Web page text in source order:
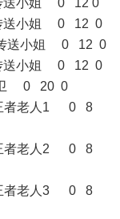
送小姐 0 12 0
送小姐 0 12 0
送小姐 0 12 0
送小姐 0 12 0
卫 0 20 0
者老人1 0 8
者老人2 0 8
者老人3 0 8